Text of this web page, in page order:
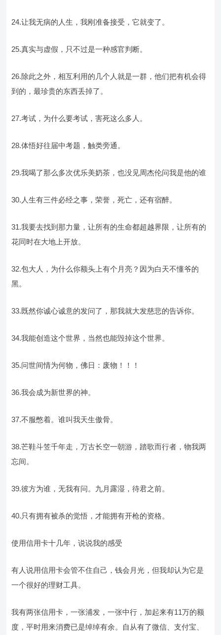
24.让我无病的人生，我刚准备接受，它就变了。
25.真实与虚假，只不过是一种感官判断。
26.除此之外，相互利用的几个人就是一群，他们把有机会得
到的，最珍贵的东西丢掉了。
27.考试，为什么要考试，害死这么多人。
28.体悟好往届中考题，触类旁通。
29.我喝了那么多次优乐美奶茶，也没见周杰伦问我是他的谁
30.人生有三件必经之事，荣誉，死亡，还有宿醉。
31.我要去找到那力量，让所有的生命都超越界限，让所有的
花同时在大地上开放。
32.包大人，为什么你额头上有个月亮？因为白天不懂爷的
黑。
33.既然你诚心诚意的发问了，那我就大发慈悲的告诉你。
34.我能创造这个世界，当然也能毁掉这个世界。
35.问世间情为何物，佛日：废物！！！
36.我会成为新世界的神。
37.不服憋着。谁叫我天生傲骨。
38.芒鞋斗笠千年走，万古长空一朝游，踏歌而行者，物我两
忘间。
39.彼方为谁，无我有问。九月露湿，待君之前。
40.只有拥有被杀的觉悟，才能拥有开枪的资格。
使用信用卡十几年，说说我的感受
有人说用信用卡会管不住自己，钱会月光，但我却认为它是
一个很好的理财工具。
我有两张信用卡，一张浦发，一张中行，加起来有11万的额
度，平时用来消费已是绰绰有余。自从有了微信、支付宝、